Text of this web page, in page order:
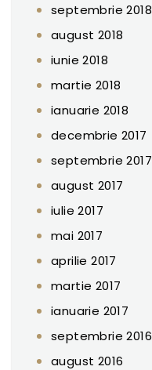
septembrie 2018
august 2018
iunie 2018
martie 2018
ianuarie 2018
decembrie 2017
septembrie 2017
august 2017
iulie 2017
mai 2017
aprilie 2017
martie 2017
ianuarie 2017
septembrie 2016
august 2016